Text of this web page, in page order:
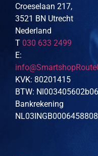
Croeselaan 217,
3521 BN Utrecht
Nederland
T 030 633 2499
E:
KVK: 80201415
BTW: Nl003405602b06
Bankrekening
NL03INGB0006458808